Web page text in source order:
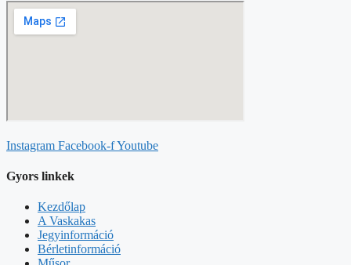
Instagram Facebook-fYoutube
Gyors linkek
Kezdőlap
A Vaskakas
Jegyinformáció
Bérletinformáció